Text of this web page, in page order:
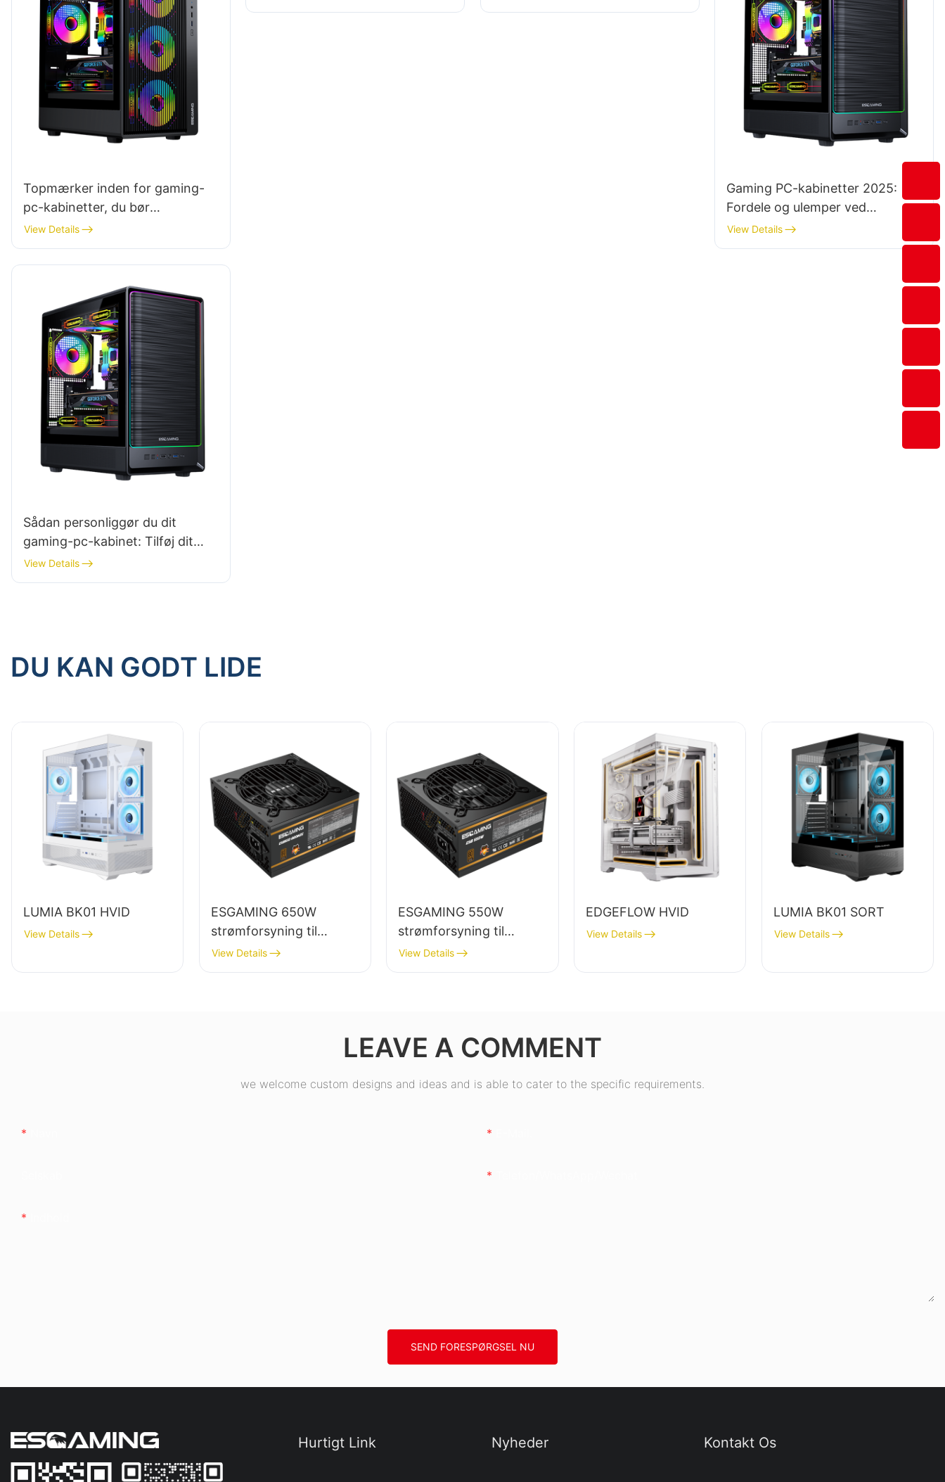
Topmærker inden for gaming-
pc-kabinetter, du bør
samarbejde med
View Details
Gaming PC-kabinetter 2025:
Fordele og ulemper ved
forskellige kabinetstørrelser
View Details
Sådan personliggør du dit
gaming-pc-kabinet: Tilføj dit
eget præg
View Details
DU KAN GODT LIDE
LUMIA BK01 HVID
View Details
ESGAMING 650W
strømforsyning til
stationær pc af høj
kvalitet med 85%
View Details
ESGAMING 550W
strømforsyning til
stationær pc af høj
kvalitet, 85%
View Details
EDGEFLOW HVID
View Details
LUMIA BK01 SORT
View Details
LEAVE A COMMENT
we welcome custom designs and ideas and is able to cater to the specific requirements.
SEND FORESPØRGSEL NU
Hurtigt Link Nyheder Kontakt Os